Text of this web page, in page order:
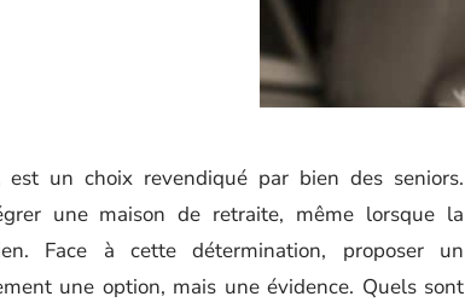
un choix revendiqué par bien des seniors.
une maison de retraite, même lorsque la
Face à cette détermination, proposer un
une option, mais une évidence. Quels sont